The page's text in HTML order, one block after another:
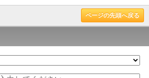
ページの先頭へ戻る